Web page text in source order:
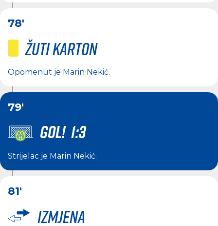
78'
Žuti karton
Opomenut je Marin Nekić.
79'
GOL! 1:3
Strijelac je Marin Nekić.
81'
Izmjena